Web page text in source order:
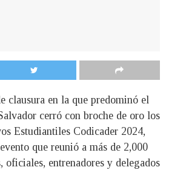
clausura en la que predominó el
cerró con broche de oro los
Estudiantiles Codicader 2024,
que reunió a más de 2,000
oficiales, entrenadores y delegados